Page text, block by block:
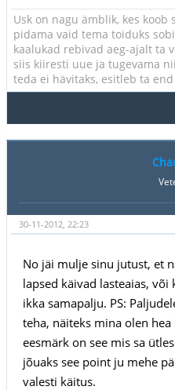
Usk on nagu ämblik, kes
pidama vaid tema toiduks
kaalukad rebivad aeg-ajalt ta
siis kiiresti uue ja tugevama
teda ei hävitaks, esitleb ta
30-11-2012, 22:23
No jäi mulje sinu jutust, et
lapsed käivad lasteaias, või
ikka samapalju. PS:
teha, näiteks mina olen
eesmärk on see mis sa
jõuaks see point ju mehe
valesti käitus.